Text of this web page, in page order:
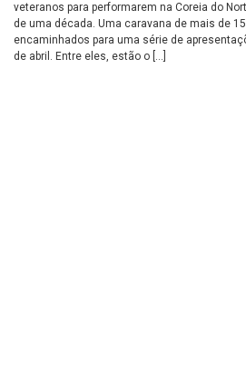
veteranos para performarem na Coreia do
de uma década. Uma caravana de mais de
encaminhados para uma série de
de abril. Entre eles, estão o […]